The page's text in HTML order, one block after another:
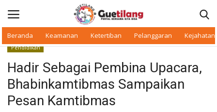
Beranda Keamanan Ketertiban Pelanggaran Kejahatan
Beranda
Pendidikan
Hadir Sebagai Pembina Upacara,
Bhabinkamtibmas Sampaikan
Pesan Kamtibmas